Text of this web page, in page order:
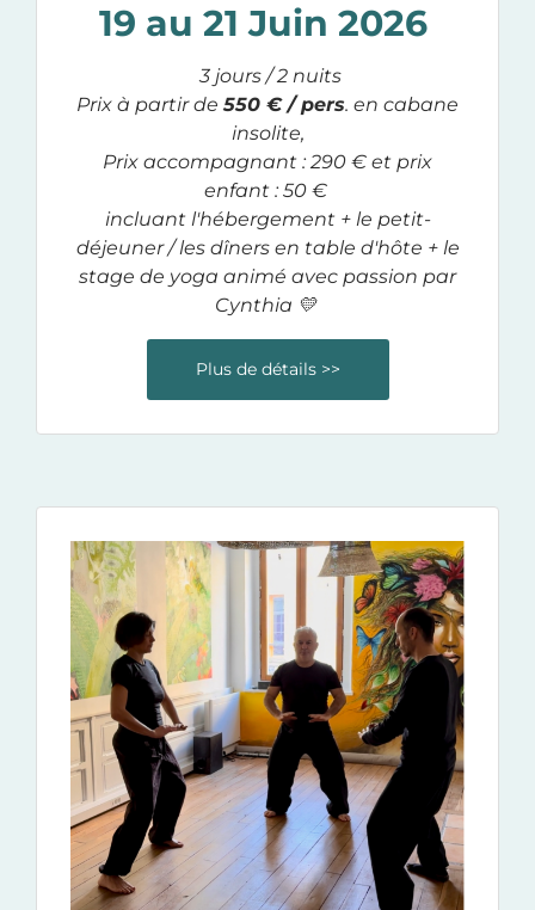
19 au 21 Juin 2026
3 jours / 2 nuits
Prix à partir de550 € / pers. en cabane
insolite,
Prix accompagnant : 290 € et prix
enfant : 50 €
incluant l'hébergement + le petit-
déjeuner / les dîners en table d'hôte + le
stage de yoga animé avec passion par
Cynthia 💛
Plus de détails >>